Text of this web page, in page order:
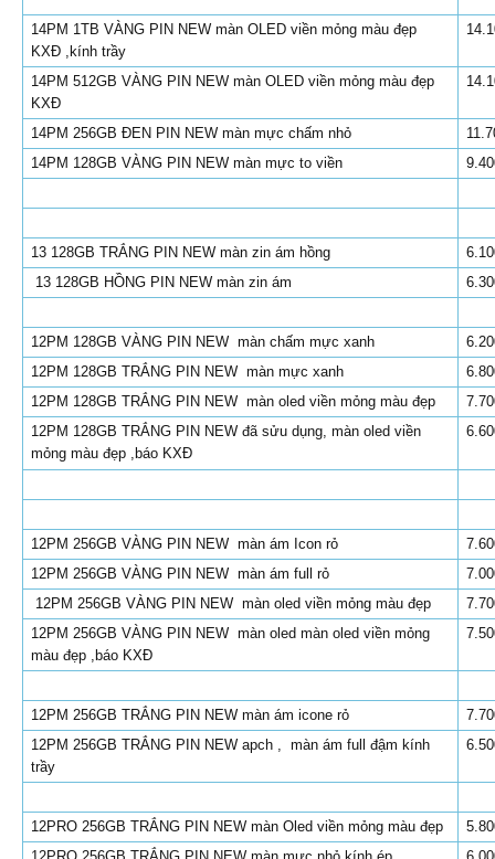
14PM 1TB VÀNG PIN NEW màn OLED viền mỏng màu đẹp
KXĐ ,kính trầy
14PM 512GB VÀNG PIN NEW màn OLED viền mỏng màu đẹp
KXĐ
14PM 256GB ĐEN PIN NEW màn mực chấm nhỏ
14PM 128GB VÀNG PIN NEW màn mực to viền
13 128GB TRẮNG PIN NEW màn zin ám hồng
13 128GB HỒNG PIN NEW màn zin ám
12PM 128GB VÀNG PIN NEW màn chấm mực xanh
12PM 128GB TRẮNG PIN NEW màn mực xanh
12PM 128GB TRẮNG PIN NEW màn oled viền mỏng màu đẹp
12PM 128GB TRẮNG PIN NEW đã sửu dụng, màn oled viền
mỏng màu đẹp ,báo KXĐ
12PM 256GB VÀNG PIN NEW màn ám Icon rỏ
12PM 256GB VÀNG PIN NEW màn ám full rỏ
12PM 256GB VÀNG PIN NEW màn oled viền mỏng màu đẹp
12PM 256GB VÀNG PIN NEW màn oled màn oled viền mỏng
màu đẹp ,báo KXĐ
12PM 256GB TRẮNG PIN NEW màn ám icone rỏ
12PM 256GB TRẮNG PIN NEW apch , màn ám full đậm kính
trầy
12PRO 256GB TRẮNG PIN NEW màn Oled viền mỏng màu đẹp